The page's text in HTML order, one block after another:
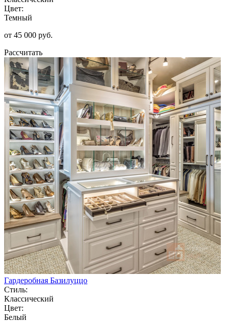
Цвет:
Темный
от 45 000 руб.
Рассчитать
Гардеробная Базилуццо
Стиль:
Классический
Цвет:
Белый